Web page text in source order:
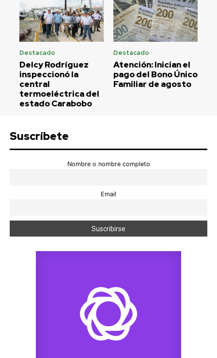
Destacado
Delcy Rodríguez
inspeccionó la
central
termoeléctrica del
estado Carabobo
Destacado
Atención: Inician el
pago del Bono Único
Familiar de agosto
Suscríbete
Nombre o nombre completo
Email